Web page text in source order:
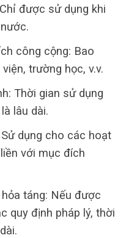
được sử dụng khi
công cộng: Bao
trường học, v.v.
Thời gian sử dụng
lâu dài.
dụng cho các hoạt
với mục đích
táng: Nếu được
quy định pháp lý, thời